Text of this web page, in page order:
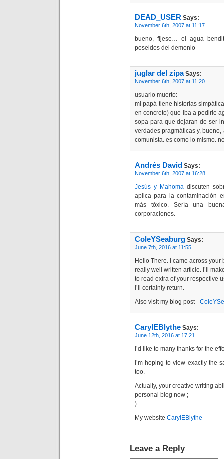
DEAD_USER Says:
November 6th, 2007 at 11:17
bueno, fijese… el agua
poseidos del demonio
juglar del zipaSays:
November 6th, 2007 at 11:20
usuario muerto:
mi papá tiene historias
en concreto) que iba a pedirle
sopa para que dejaran de ser
verdades pragmáticas y,
comunista. es como lo mismo.
Andrés David Says:
November 6th, 2007 at 16:28
Jesús y Mahomadiscuten
aplica para la contaminación
más tóxico. Sería una
corporaciones.
ColeYSeaburg Says:
June 7th, 2016 at 11:55
Hello There. I came across
really well written article. I’ll
to read extra of your respective
I’ll certainly return.
Also visit my blog post -
CarylEBlythe Says:
June 12th, 2016 at 17:21
I’d like to many thanks for the
I’m hoping to view exactly the
too.
Actually, your creative writing
personal blog now ;
)
My website CarylEBlythe
Leave a Reply